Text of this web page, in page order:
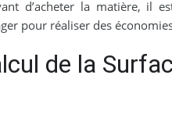
d’acheter la matière, il
pour réaliser des
de la